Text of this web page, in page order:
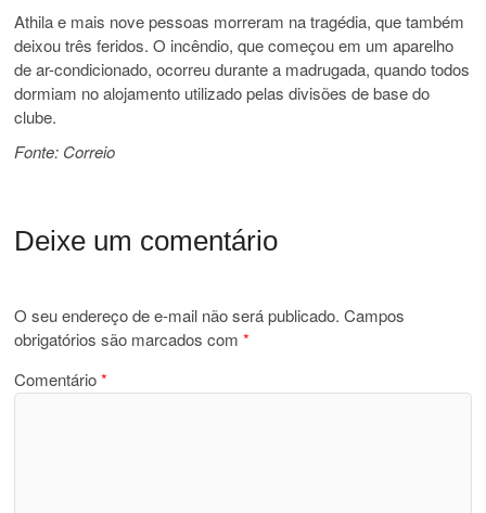
Athila e mais nove pessoas morreram na tragédia, que também
deixou três feridos. O incêndio, que começou em um aparelho
de ar-condicionado, ocorreu durante a madrugada, quando todos
dormiam no alojamento utilizado pelas divisões de base do
clube.
Fonte: Correio
Deixe um comentário
O seu endereço de e-mail não será publicado. Campos
obrigatórios são marcados com*
Comentário*